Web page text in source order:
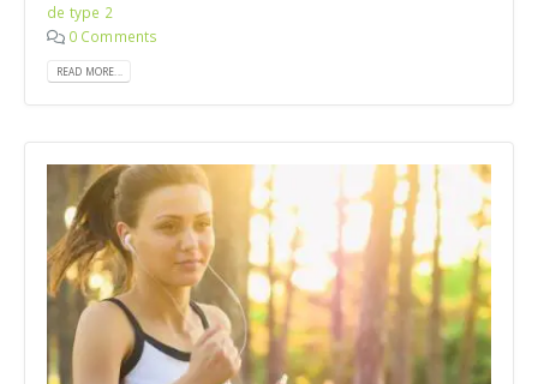
de type 2
0 Comments
READ MORE...